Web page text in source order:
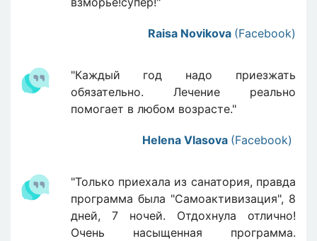
Raisa Novikova (Facebook)
"Каждый год надо приезжать
обязательно. Лечение реально
помогает в любом возрасте."
Helena Vlasova (Facebook)
"Только приехала из санатория, правда
программа была "Самоактивизация", 8
дней, 7 ночей. Отдохнула отлично!
Очень насыщенная программа.